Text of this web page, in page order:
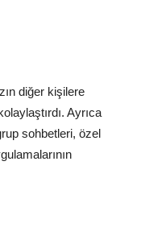
diğer kişilere
Ayrıca
sohbetleri, özel